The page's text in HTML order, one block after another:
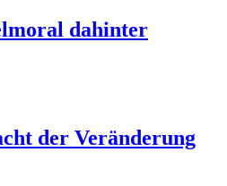
dahinter
der Veränderung